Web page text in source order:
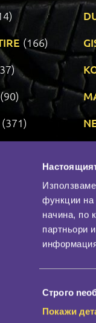
функции
начина, по
партньори
на
съгласие
Строго
Покажи
(166)
(90)
(371)
По